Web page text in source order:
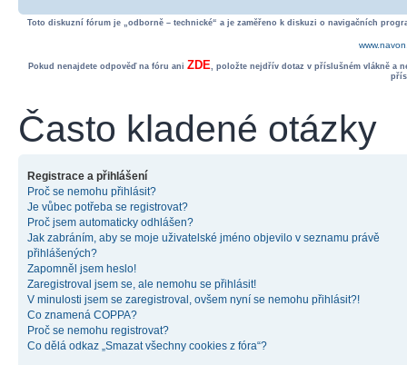
Toto diskuzní fórum je „odborně – technické“ a je zaměřeno k diskuzi o navigačních
Pokud nenajdete odpověď na fóru ani ZDE, položte nejdřív dotaz v příslušném vlákně a
Často kladené otázky
Registrace a přihlášení
Proč se nemohu přihlásit?
Je vůbec potřeba se registrovat?
Proč jsem automaticky odhlášen?
Jak zabráním, aby se moje uživatelské jméno objevilo v seznamu právě
přihlášených?
Zapomněl jsem heslo!
Zaregistroval jsem se, ale nemohu se přihlásit!
V minulosti jsem se zaregistroval, ovšem nyní se nemohu přihlásit?!
Co znamená COPPA?
Proč se nemohu registrovat?
Co dělá odkaz „Smazat všechny cookies z fóra“?